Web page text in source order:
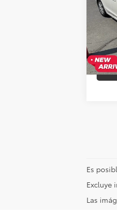
VIN:
Es
Excluye
Las